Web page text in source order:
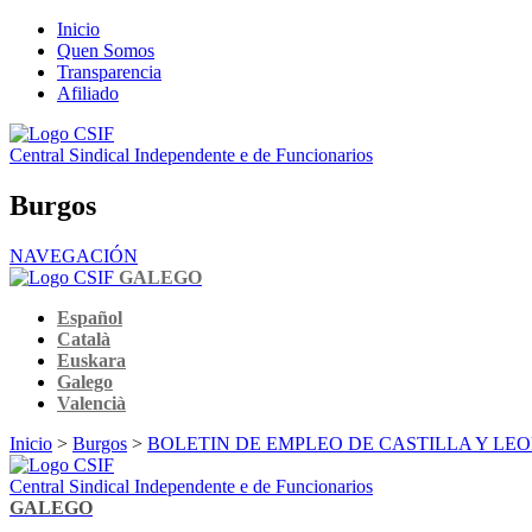
Inicio
Quen Somos
Transparencia
Afiliado
Central Sindical Independente e de Funcionarios
Burgos
NAVEGACIÓN
GALEGO
Español
Català
Euskara
Galego
Valencià
Inicio > Burgos > BOLETIN DE EMPLEO DE CASTILLA Y
Central Sindical Independente e de Funcionarios
GALEGO